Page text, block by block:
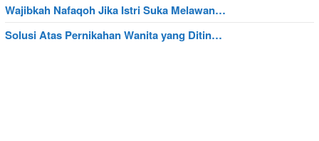
Wajibkah Nafaqoh Jika Istri Suka Melawan…
Solusi Atas Pernikahan Wanita yang Ditin…